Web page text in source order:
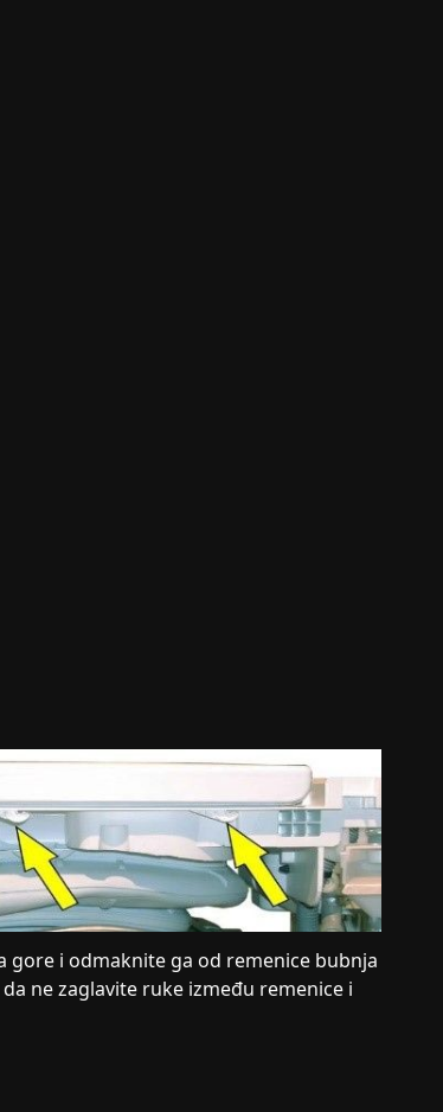
gore i odmaknite ga od remenice bubnja
ne zaglavite ruke između remenice i